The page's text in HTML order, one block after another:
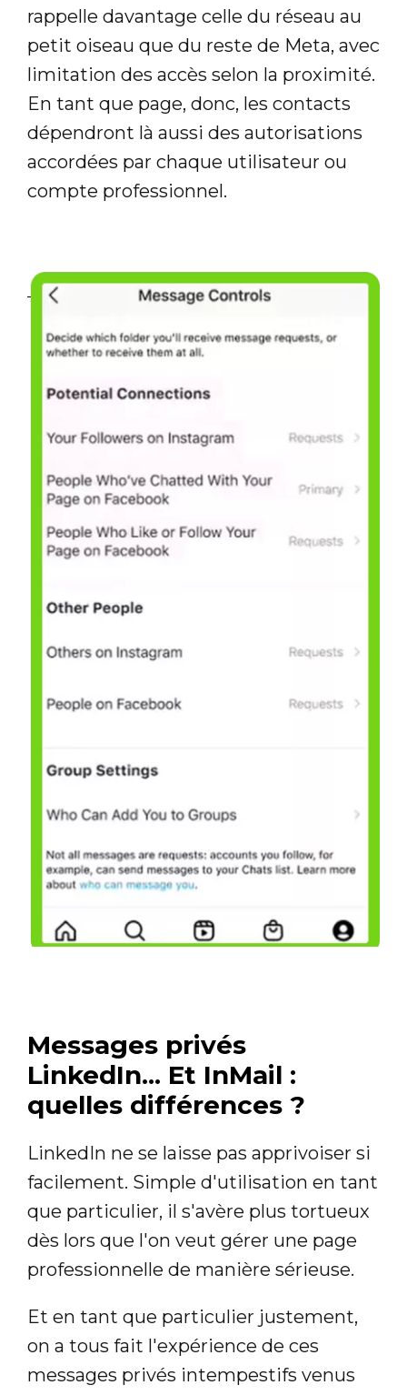
rappelle davantage celle du réseau au
petit oiseau que du reste de Meta, avec
limitation des accès selon la proximité.
En tant que page, donc, les contacts
dépendront là aussi des autorisations
accordées par chaque utilisateur ou
compte professionnel.
Messages privés
LinkedIn... Et InMail :
quelles différences ?
LinkedIn ne se laisse pas apprivoiser si
facilement. Simple d'utilisation en tant
que particulier, il s'avère plus tortueux
dès lors que l'on veut gérer une page
professionnelle de manière sérieuse.
Et en tant que particulier justement,
on a tous fait l'expérience de ces
messages privés intempestifs venus